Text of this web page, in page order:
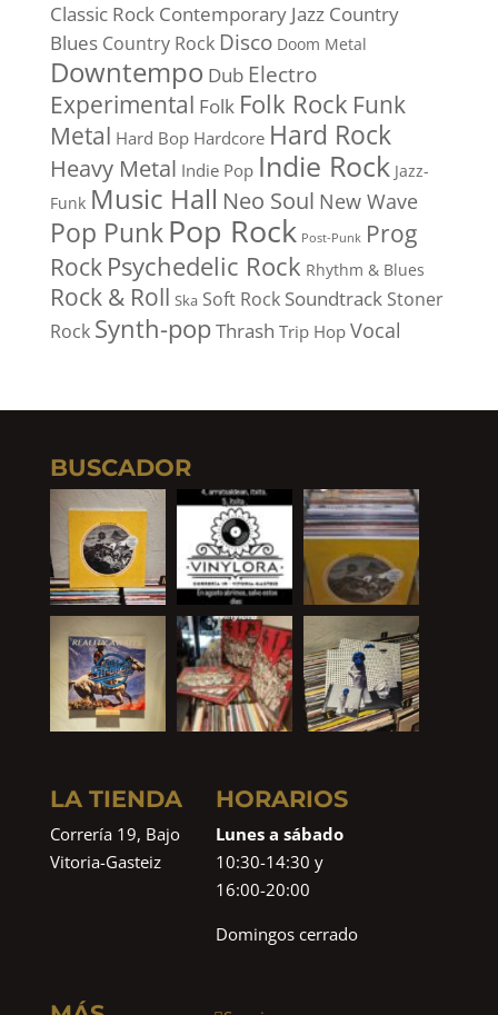
Classic Rock Contemporary Jazz Country
Blues Country Rock Disco Doom Metal
Downtempo Dub Electro
Experimental Folk Folk Rock Funk
Metal Hard Bop Hardcore Hard Rock
Heavy Metal Indie Pop Indie Rock Jazz-
Funk Music Hall Neo Soul New Wave
Pop PunkPop Rock Post-Punk Prog
Rock Psychedelic Rock Rhythm & Blues
Rock & Roll Ska Soft Rock Soundtrack Stoner
Rock Synth-popThrash Trip Hop Vocal
BUSCADOR
LA TIENDA
Correría 19, Bajo
Vitoria-Gasteiz
HORARIOS
Lunes a sábado
10:30-14:30 y
16:00-20:00
Domingos cerrado